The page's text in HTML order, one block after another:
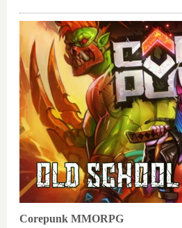
Corepunk MMORPG